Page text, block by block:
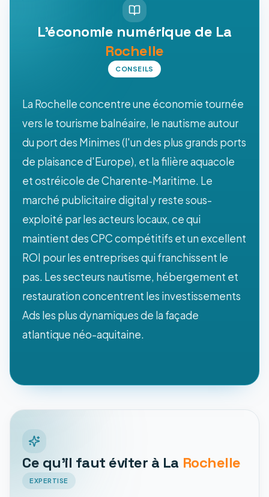
L'économie numérique de La
Rochelle
CONSEILS
La Rochelle concentre une économie tournée
vers le tourisme balnéaire, le nautisme autour
du port des Minimes (l'un des plus grands ports
de plaisance d'Europe), et la filière aquacole
et ostréicole de Charente-Maritime. Le
marché publicitaire digital y reste sous-
exploité par les acteurs locaux, ce qui
maintient des CPC compétitifs et un excellent
ROI pour les entreprises qui franchissent le
pas. Les secteurs nautisme, hébergement et
restauration concentrent les investissements
Ads les plus dynamiques de la façade
atlantique néo-aquitaine.
Ce qu'il faut éviter à La Rochelle
EXPERTISE